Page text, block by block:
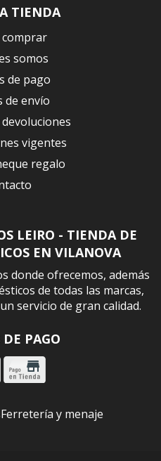
LEIRO - TIENDA DE
EN VILANOVA
donde ofrecemos, además
de todas las marcas,
servicio de gran calidad.
DE PAGO
TIENDA
comprar
somos
de pago
de envío
vigentes
regalo
Ferretería y menaje